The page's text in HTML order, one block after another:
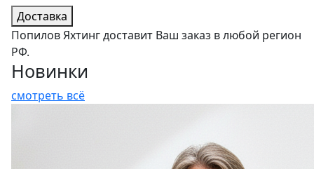
Доставка
Попилов Яхтинг доставит Ваш заказ в любой регион
РФ.
Новинки
смотреть всё